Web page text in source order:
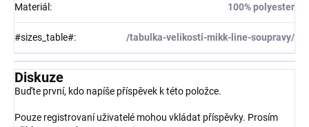
Materiál: 100% polyester
#sizes_table#: /tabulka-velikosti-mikk-line-soupravy/
Diskuze
Buďte první, kdo napíše příspěvek k této položce.
Pouze registrovaní uživatelé mohou vkládat příspěvky. Prosím